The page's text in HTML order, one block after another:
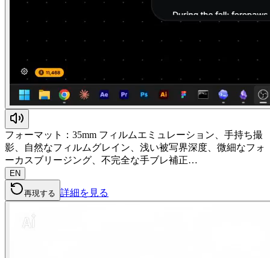
フォーマット：35mm フィルムエミュレーション、手持ち撮
影、自然なフィルムグレイン、浅い被写界深度、微細なフォ
ーカスブリージング、不完全な手ブレ補正…
EN
再現する 詳細を見る